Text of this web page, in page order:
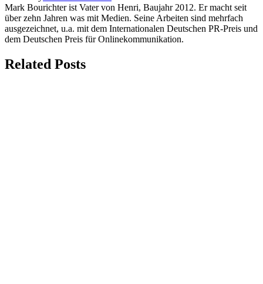
Mark Bourichter ist Vater von Henri, Baujahr 2012. Er macht seit
über zehn Jahren was mit Medien. Seine Arbeiten sind mehrfach
ausgezeichnet, u.a. mit dem Internationalen Deutschen PR-Preis und
dem Deutschen Preis für Onlinekommunikation.
Related Posts